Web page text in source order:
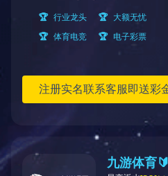
爱游戏(中国)
福建爱游戏(中国)集团
公司地址：厦门市思明区仙岳路248号
网址：http://www.buoot.com
电子邮箱：boye0597@163.com